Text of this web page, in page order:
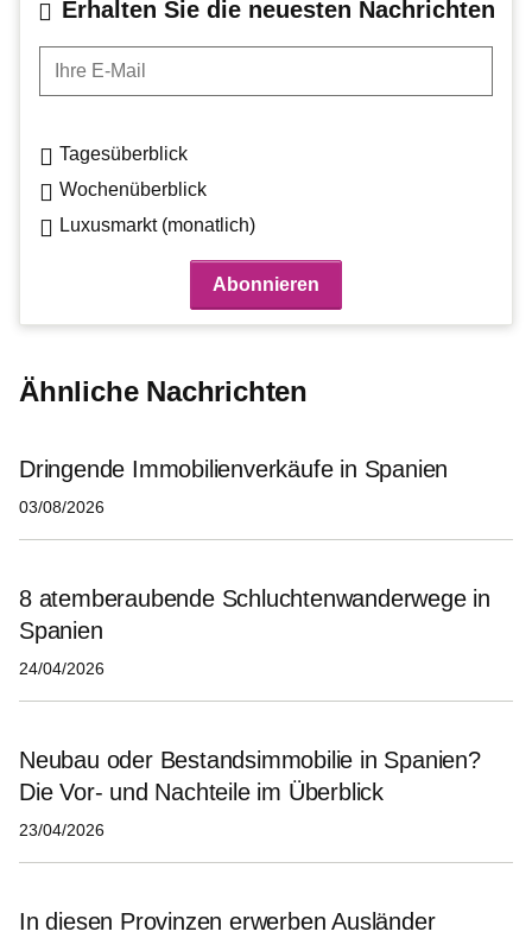
Erhalten Sie die neuesten Nachrichten
Ihre E-Mail
Tagesüberblick
Wochenüberblick
Luxusmarkt (monatlich)
Ähnliche Nachrichten
Dringende Immobilienverkäufe in Spanien
03/08/2026
8 atemberaubende Schluchtenwanderwege in
Spanien
24/04/2026
Neubau oder Bestandsimmobilie in Spanien?
Die Vor- und Nachteile im Überblick
23/04/2026
In diesen Provinzen erwerben Ausländer